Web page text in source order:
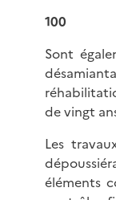
100
Sont
de vingt
Les
éléments